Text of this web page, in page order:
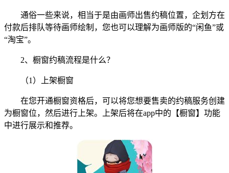
通俗一些来说，相当于是由画师出售约稿位置，企划方在
付款后排队等待画师绘制，您也可以理解为画师版的“闲鱼”或
“淘宝”。
2、橱窗约稿流程是什么？
（1）上架橱窗
在您开通橱窗资格后，可以将您想要售卖的约稿服务创建
为橱窗位，然后进行上架。上架后将在app中的【橱窗】功能
中进行展示和推荐。